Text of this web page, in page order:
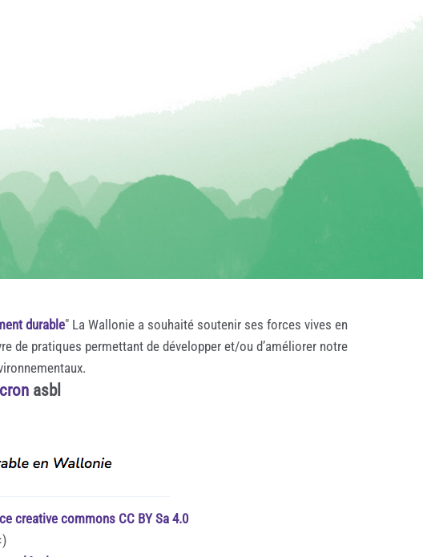
durable" La Wallonie a souhaité soutenir ses forces vives en
de pratiques permettant de développer et/ou d’améliorer notre
asbl
creative commons CC BY Sa 4.0